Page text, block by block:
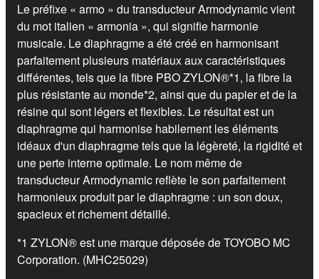
Le préfixe « armo » du transducteur Armodynamic vient
du mot italien « armonia », qui signifie harmonie
musicale. Le diaphragme a été créé en harmonisant
parfaitement plusieurs matériaux aux caractéristiques
différentes, tels que la fibre PBO ZYLON®*1, la fibre la
plus résistante au monde*2, ainsi que du papier et de la
résine qui sont légers et flexibles. Le résultat est un
diaphragme qui harmonise habilement les éléments
idéaux d'un diaphragme tels que la légèreté, la rigidité et
une perte interne optimale. Le nom même de
transducteur Armodynamic reflète le son parfaitement
harmonieux produit par le diaphragme : un son doux,
spacieux et richement détaillé.
*1 ZYLON® est une marque déposée de TOYOBO MC
Corporation. (MHC25029)